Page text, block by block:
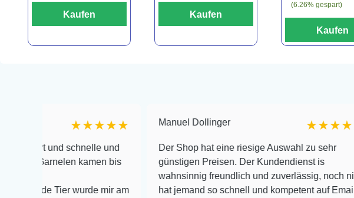
Kaufen Kaufen
(6.26% gespart)
Kaufen
★★★★★
und schnelle und
kamen bis
Tier wurde mir am
Manuel Dollinger ★★★★★
Der Shop hat eine riesige Auswahl zu sehr
günstigen Preisen. Der Kundendienst is
wahnsinnig freundlich und zuverlässig, noch nie
hat jemand so schnell und kompetent auf Emails